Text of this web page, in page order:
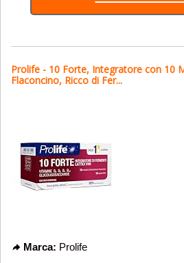
Prolife - 10 Forte, Integratore con 10
Flaconcino, Ricco di Fer...
Marca: Prolife